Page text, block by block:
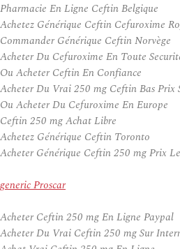
Pharmacie En Ligne Ceftin Belgique
Achetez Générique Ceftin Cefuroxime
Commander Générique Ceftin Norvège
Acheter Du Cefuroxime En Toute
Ou Acheter Ceftin En Confiance
Acheter Du Vrai 250 mg Ceftin Bas Prix
Ou Acheter Du Cefuroxime En Europe
Ceftin 250 mg Achat Libre
Achetez Générique Ceftin Toronto
Acheter Générique Ceftin 250 mg Prix
generic Proscar
Acheter Ceftin 250 mg En Ligne Paypal
Acheter Du Vrai Ceftin 250 mg Sur